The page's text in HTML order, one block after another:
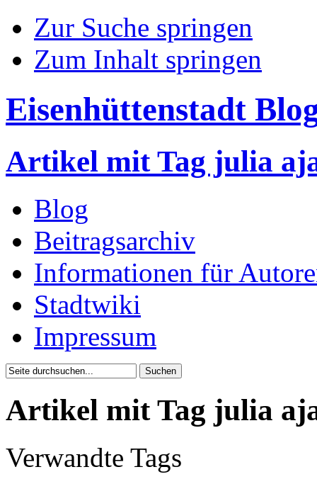
Zur Suche springen
Zum Inhalt springen
Eisenhüttenstadt
Artikel mit Tag julia
Blog
Beitragsarchiv
Informationen für
Stadtwiki
Impressum
Artikel mit Tag julia
Verwandte Tags